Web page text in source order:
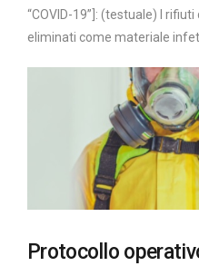
“COVID-19”]: (testuale) I
eliminati come materiale
Protocollo